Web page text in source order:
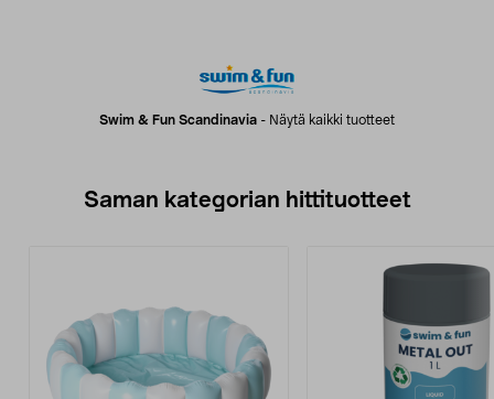
Swim & Fun Scandinavia - Näytä kaikki tuotteet
Saman kategorian hittituotteet